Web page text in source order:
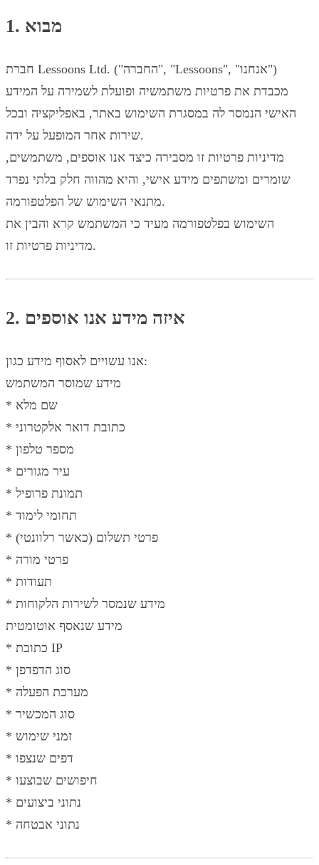
1. מבוא
חברת Lessoons Ltd. ("החברה", "Lessoons", "אנחנו")
מכבדת את פרטיות משתמשיה ופועלת לשמירה על המידע
האישי הנמסר לה במסגרת השימוש באתר, באפליקציה ובכל
שירות אחר המופעל על ידה.
מדיניות פרטיות זו מסבירה כיצד אנו אוספים, משתמשים,
שומרים ומשתפים מידע אישי, והיא מהווה חלק בלתי נפרד
מתנאי השימוש של הפלטפורמה.
השימוש בפלטפורמה מעיד כי המשתמש קרא והבין את
מדיניות פרטיות זו.
2. איזה מידע אנו אוספים
אנו עשויים לאסוף מידע כגון:
מידע שמוסר המשתמש
* שם מלא
* כתובת דואר אלקטרוני
* מספר טלפון
* עיר מגורים
* תמונת פרופיל
* תחומי לימוד
* פרטי תשלום (כאשר רלוונטי)
* פרטי מורה
* תעודות
* מידע שנמסר לשירות הלקוחות
מידע שנאסף אוטומטית
* כתובת IP
* סוג הדפדפן
* מערכת הפעלה
* סוג המכשיר
* זמני שימוש
* דפים שנצפו
* חיפושים שבוצעו
* נתוני ביצועים
* נתוני אבטחה